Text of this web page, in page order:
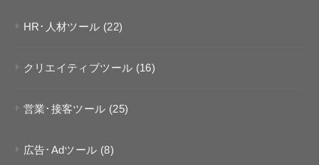
HR･人材ツール (22)
クリエイティブツール (16)
営業･接客ツール (25)
広告･Adツール (8)